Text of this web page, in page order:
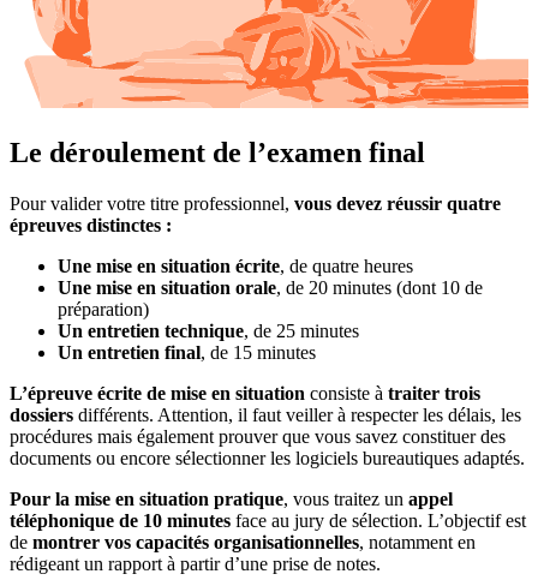
Le déroulement de l’examen final
Pour valider votre titre professionnel, vous devez réussir quatre
épreuves distinctes :
Une mise en situation écrite, de quatre heures
Une mise en situation orale, de 20 minutes (dont 10 de
préparation)
Un entretien technique, de 25 minutes
Un entretien final, de 15 minutes
L’épreuve écrite de mise en situation consiste à traiter trois
dossiers différents. Attention, il faut veiller à respecter les délais, les
procédures mais également prouver que vous savez constituer des
documents ou encore sélectionner les logiciels bureautiques adaptés.
Pour la mise en situation pratique, vous traitez un appel
téléphonique de 10 minutes face au jury de sélection. L’objectif est
de montrer vos capacités organisationnelles, notamment en
rédigeant un rapport à partir d’une prise de notes.